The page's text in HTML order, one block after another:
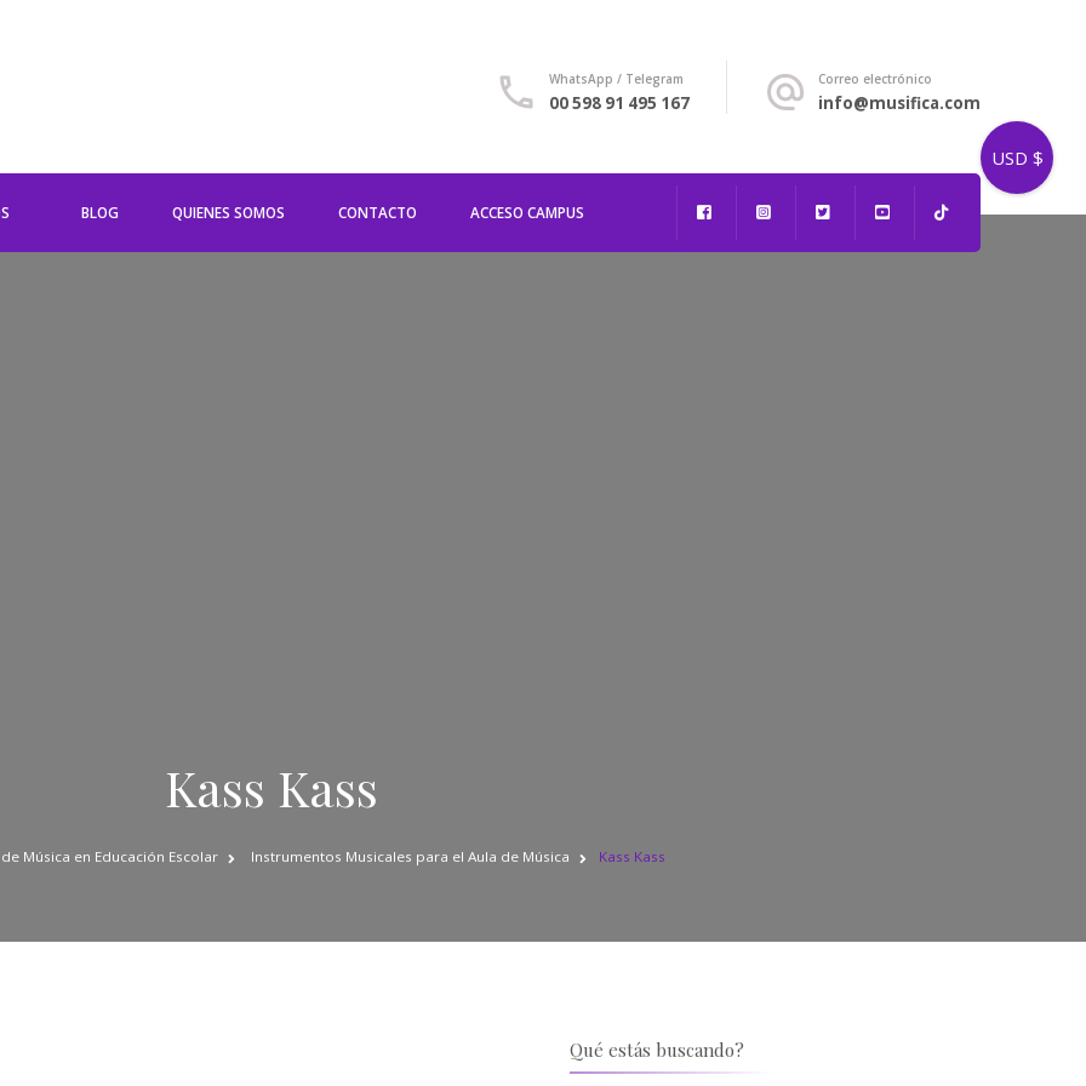
WhatsApp / Telegram
00 598 91 495 167
Correo electrónico
info@musifica.com
BLOG QUIENES SOMOS CONTACTO ACCESO CAMPUS
Kass Kass
de Música en Educación Escolar Instrumentos Musicales para el Aula de Música Kass Kass
Qué estás buscando?
USD $